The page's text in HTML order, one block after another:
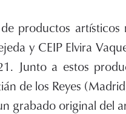
productos artísticos
y CEIP Elvira
Junto a estos
de los Reyes
grabado original del